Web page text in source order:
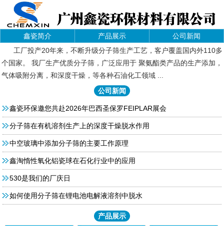
鑫瓷简介 产品展示
公司新闻
工厂投产20年来，不断升级分子筛生产工艺，客户覆盖国内外110多
个国家。 我厂生产优质分子筛，广泛应用于 聚氨酯类产品的生产添加，
气体吸附分离，和深度干燥，等各种石油化工领域 ...
公司新闻
鑫瓷环保邀您共赴2026年巴西圣保罗FEIPLAR展会
分子筛在有机溶剂生产上的深度干燥脱水作用
中空玻璃中添加分子筛的主要工作原理
鑫淘惰性氧化铝瓷球在石化行业中的应用
530是我们的厂庆日
如何使用分子筛在锂电池电解液溶剂中脱水
产品展示